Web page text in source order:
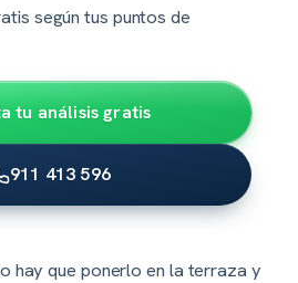
según tus puntos de
tu análisis gratis
911 413 596
hay que ponerlo en la terraza y